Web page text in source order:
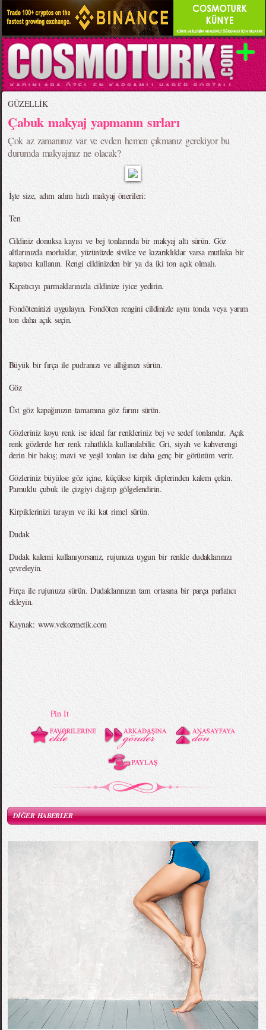
GÜZELLİK
Çabuk makyaj yapmanın sırları
Çok az zamanınız var ve evden hemen çıkmanız gerekiyor bu
durumda makyajınız ne olacak?
İşte size, adım adım hızlı makyaj önerileri:
Ten
Cildiniz donuksa kayısı ve bej tonlarında bir makyaj altı sürün. Göz
altlarınızda morluklar, yüzünüzde sivilce ve kızarıklıklar varsa mutlaka bir
kapatıcı kullanın. Rengi cildinizden bir ya da iki ton açık olmalı.
Kapatıcıyı parmaklarınızla cildinize iyice yedirin.
Fondöteninizi uygulayın. Fondöten rengini cildinizle aynı tonda veya yarım
ton daha açık seçin.
Büyük bir fırça ile pudranızı ve allığınızı sürün.
Göz
Üst göz kapağınızın tamamına göz farını sürün.
Gözleriniz koyu renk ise ideal far renkleriniz bej ve sedef tonlarıdır. Açık
renk gözlerde her renk rahatlıkla kullanılabilir. Gri, siyah ve kahverengi
derin bir bakış; mavi ve yeşil tonları ise daha genç bir görünüm verir.
Gözleriniz büyükse göz içine, küçükse kirpik diplerinden kalem çekin.
Pamuklu çubuk ile çizgiyi dağıtıp gölgelendirin.
Kirpiklerinizi tarayın ve iki kat rimel sürün.
Dudak
Dudak kalemi kullanıyorsanız, rujunuza uygun bir renkle dudaklarınızı
çevreleyin.
Fırça ile rujunuzu sürün. Dudaklarınızın tam ortasına bir parça parlatıcı
ekleyin.
Kaynak: www.vekozmetik.com
Pin It
DİĞER HABERLER